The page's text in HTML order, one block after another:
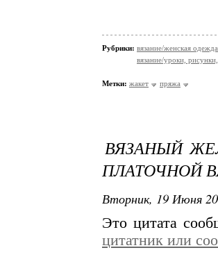
Рубрики: вязание/женская одежда
вязание/уроки,
Метки: жакет пряжа
ВЯЗАНЫЙ
ПЛАТОЧНОЙ
Вторник, 19 Июня
Это цитата
цитатник или